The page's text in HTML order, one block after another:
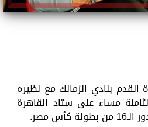
القدم بنادي الزمالك مع نظيره
مساء على ستاد القاهرة
مصر.